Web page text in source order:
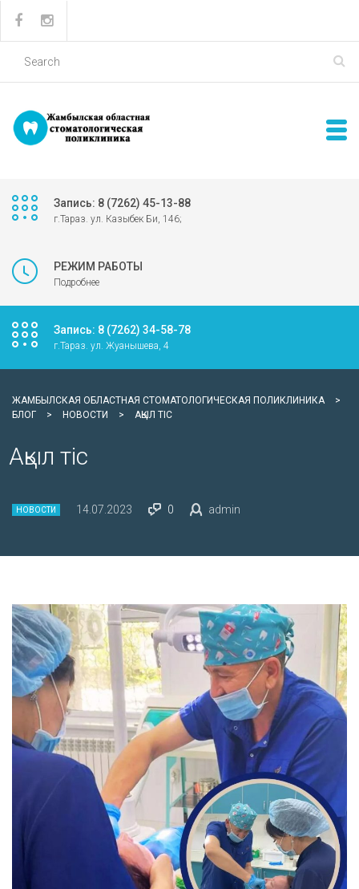
Запись: 8 (7262) 45-13-88
г.Тараз. ул. Казыбек Би, 146;
РЕЖИМ РАБОТЫ
Подробнее
Запись: 8 (7262) 34-58-78
г.Тараз. ул. Жуанышева, 4
ЖАМБЫЛСКАЯ ОБЛАСТНАЯ СТОМАТОЛОГИЧЕСКАЯ ПОЛИКЛИНИКА
>
БЛОГ
> НОВОСТИ > АҚЫЛ ТІС
Ақыл тіс
НОВОСТИ 14.07.2023 0 admin